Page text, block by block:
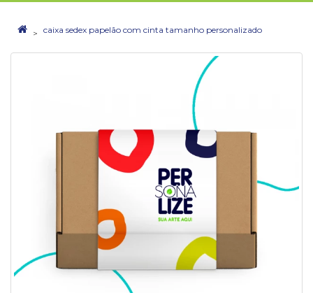
caixa sedex papelão com cinta tamanho personalizado